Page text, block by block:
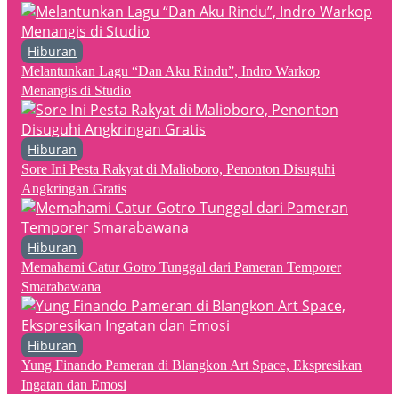
Hiburan
Melantunkan Lagu “Dan Aku Rindu”, Indro Warkop
Menangis di Studio
Hiburan
Sore Ini Pesta Rakyat di Malioboro, Penonton Disuguhi
Angkringan Gratis
Hiburan
Memahami Catur Gotro Tunggal dari Pameran Temporer
Smarabawana
Hiburan
Yung Finando Pameran di Blangkon Art Space, Ekspresikan
Ingatan dan Emosi